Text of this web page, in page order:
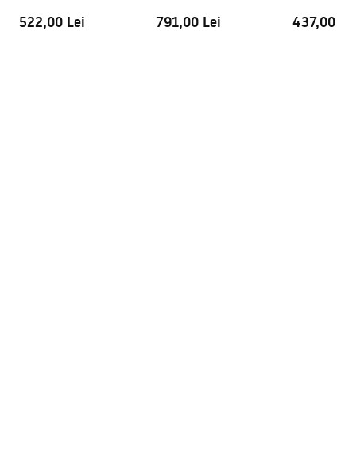
522,00 Lei 791,00 Lei 437,00